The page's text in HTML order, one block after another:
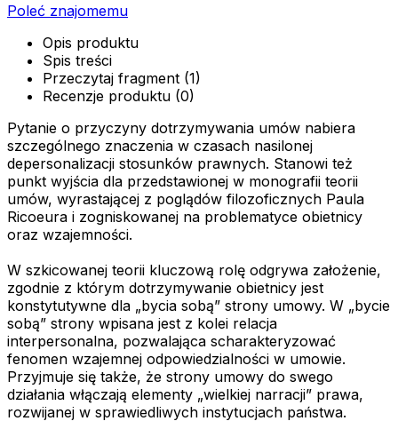
Poleć znajomemu
Opis produktu
Spis treści
Przeczytaj fragment (1)
Recenzje produktu (0)
Pytanie o przyczyny dotrzymywania umów nabiera
szczególnego znaczenia w czasach nasilonej
depersonalizacji stosunków prawnych. Stanowi też
punkt wyjścia dla przedstawionej w monografii teorii
umów, wyrastającej z poglądów filozoficznych Paula
Ricoeura i zogniskowanej na problematyce obietnicy
oraz wzajemności.
W szkicowanej teorii kluczową rolę odgrywa założenie,
zgodnie z którym dotrzymywanie obietnicy jest
konstytutywne dla „bycia sobą” strony umowy. W „bycie
sobą” strony wpisana jest z kolei relacja
interpersonalna, pozwalająca scharakteryzować
fenomen wzajemnej odpowiedzialności w umowie.
Przyjmuje się także, że strony umowy do swego
działania włączają elementy „wielkiej narracji” prawa,
rozwijanej w sprawiedliwych instytucjach państwa.